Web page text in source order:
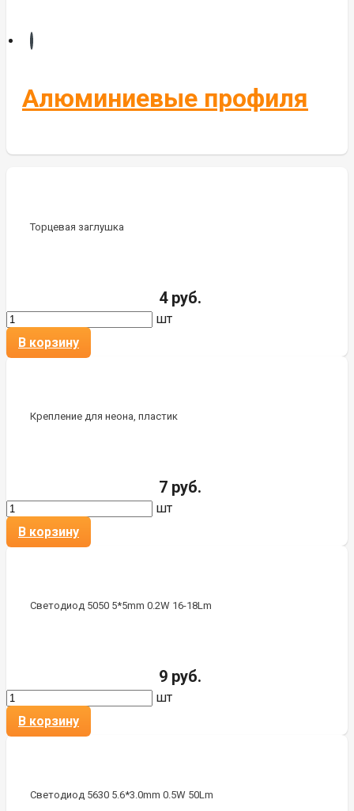
Алюминиевые профиля
Торцевая заглушка
4 руб.
шт
В корзину
Крепление для неона, пластик
7 руб.
шт
В корзину
Светодиод 5050 5*5mm 0.2W 16-18Lm
9 руб.
шт
В корзину
Светодиод 5630 5.6*3.0mm 0.5W 50Lm